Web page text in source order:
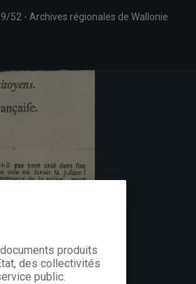
52 Archives régionales de Wallonie
produits
des collectivités
public.